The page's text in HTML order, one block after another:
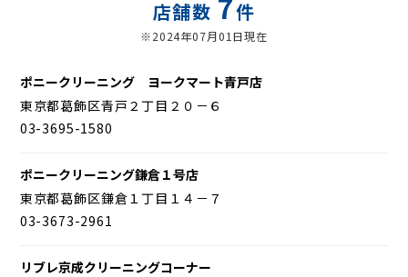
店舗数 件
※2024年07月01日現在
ポニークリーニング ヨークマート青戸店
東京都葛飾区青戸２丁目２０－６
03-3695-1580
ポニークリーニング鎌倉１号店
東京都葛飾区鎌倉１丁目１４－７
03-3673-2961
リブレ京成クリーニングコーナー